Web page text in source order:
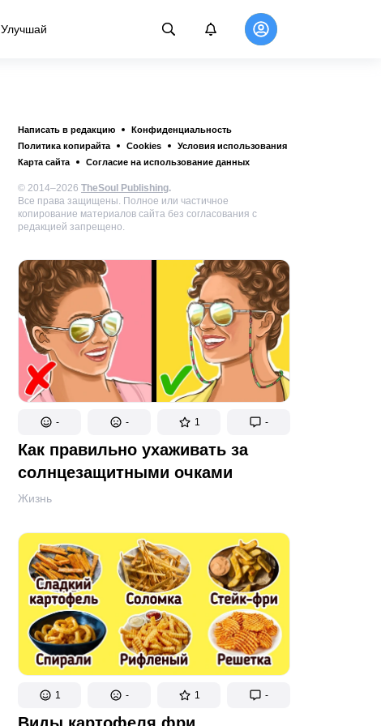
Улучшай
Написать в редакцию
Конфиденциальность
Политика копирайта
Cookies
Условия использования
Карта сайта
Согласие на использование данных
© 2014–2026 TheSoul Publishing.
Все права защищены. Полное или частичное
копирование материалов сайта без согласования с
редакцией запрещено.
- - 1 -
Как правильно ухаживать за
солнцезащитными очками
Жизнь
1 - 1 -